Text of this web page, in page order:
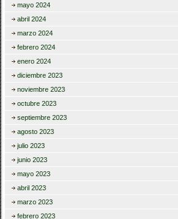
mayo 2024
abril 2024
marzo 2024
febrero 2024
enero 2024
diciembre 2023
noviembre 2023
octubre 2023
septiembre 2023
agosto 2023
julio 2023
junio 2023
mayo 2023
abril 2023
marzo 2023
febrero 2023